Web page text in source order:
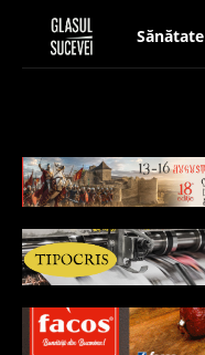
Sănătate